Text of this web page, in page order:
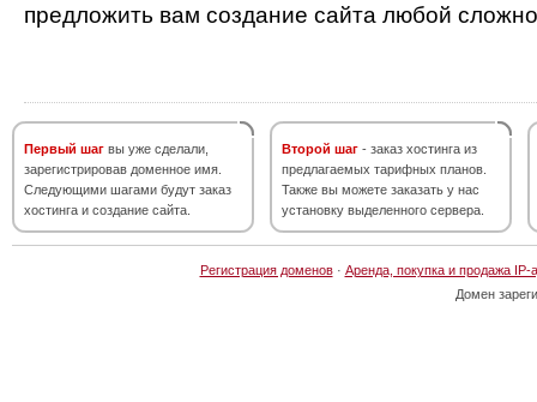
предложить вам создание сайта любой
Первый шаг вы уже сделали,
зарегистрировав доменное имя.
Следующими шагами будут заказ
хостинга и создание сайта.
Второй шаг - заказ хостинга из
предлагаемых тарифных планов.
Также вы можете заказать у нас
установку выделенного сервера.
Регистрация доменов· Аренда, покупка и продажа IP-
Домен